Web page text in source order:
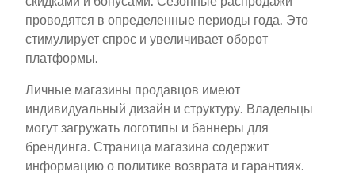
проводятся в определенные периоды года. Это
стимулирует спрос и увеличивает оборот
платформы.
Личные магазины продавцов имеют
индивидуальный дизайн и структуру. Владельцы
могут загружать логотипы и баннеры для
брендинга. Страница магазина содержит
информацию о политике возврата и гарантиях.